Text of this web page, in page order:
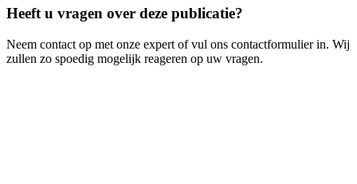
Heeft u vragen over deze publicatie?
Neem contact op met onze expert of vul ons contactformulier in. Wij
zullen zo spoedig mogelijk reageren op uw vragen.